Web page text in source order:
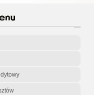
Zwrotu
Przedwstępna